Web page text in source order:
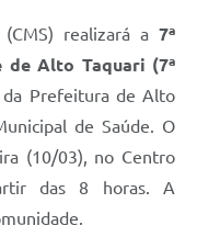
realizará a 7ª
de Alto Taquari (7ª
Prefeitura de Alto
de Saúde. O
(10/03), no Centro
das 8 horas. A